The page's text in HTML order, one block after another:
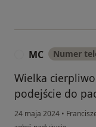
MC Numer
Wielka
podejście do
24 maja 2024 •
w opinii użytkownika MC